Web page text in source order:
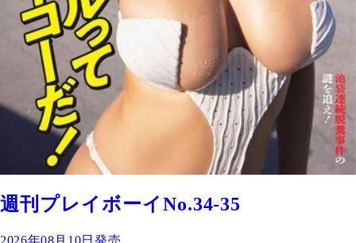
週刊プレイボーイNo.34-35